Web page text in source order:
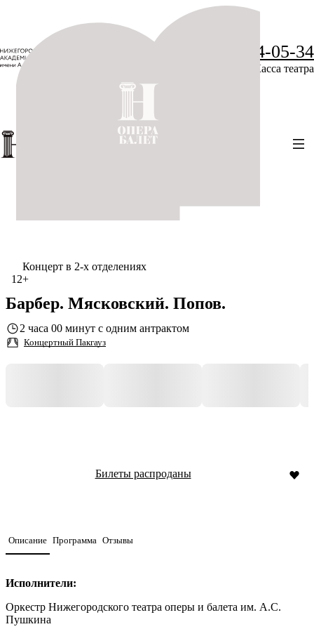
+7 (831) 234-05-34
Касса театра
Концерт в 2-х отделениях
12+
Барбер. Мясковский. Попов.
2 часа 00 минут с одним антрактом
Концертный Пакгауз
Билеты распроданы
Описание Программа Отзывы
Исполнители:
Оркестр Нижегородского театра оперы и балета им. А.С.
Пушкина